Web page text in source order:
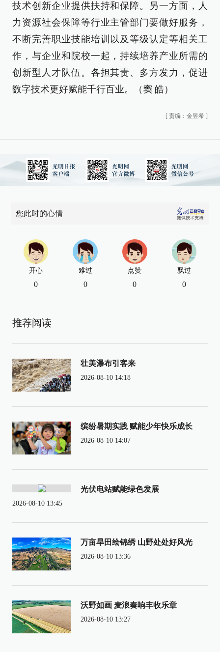
技术创新企业提供扶持和保障。另一方面，人
力资源社会保障等行业主管部门要做好服务，
不断完善职业技能培训以及等级认定等相关工
作，与企业和院校一起，持续培养产业所需的
创新型人才队伍。各担其责、多方发力，促进
数字技术更好赋能千行百业。（窦 皓）
[ 责编：金昱希 ]
您此时的心情
开心
0
难过
0
点赞
0
飘过
0
推荐阅读
壮美瀑布引客来
2026-08-10 14:18
缤纷暑期实践 赋能少年快乐成长
2026-08-10 14:07
光伏电站赋能绿色发展
2026-08-10 13:45
万亩旱田绘锦绣 山野处处好风光
2026-08-10 13:36
沃野如画 麦浪奏响丰收乐章
2026-08-10 13:27